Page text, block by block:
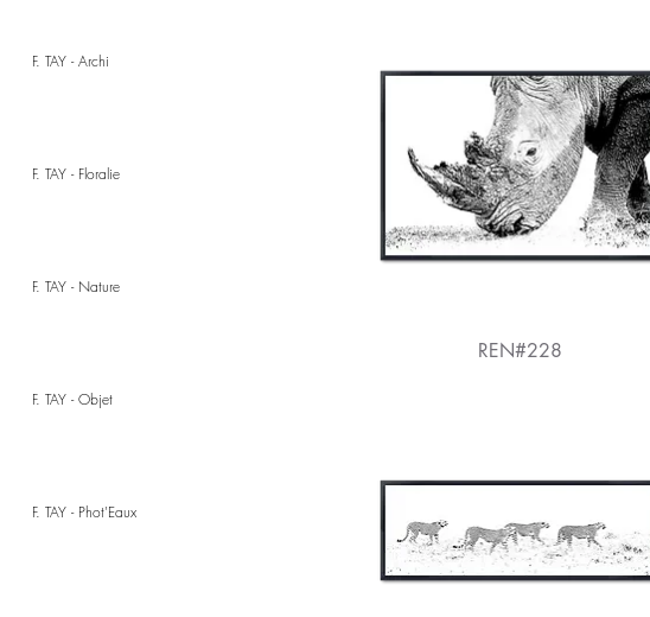
F. TAY - Archi
F. TAY - Floralie
F. TAY - Nature
F. TAY - Objet
F. TAY - Phot'Eaux
REN#228